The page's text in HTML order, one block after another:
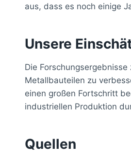
aus, dass es noch einige
Unsere
Die
Metallbauteilen zu
einen großen Fortschritt
industriellen Produktion
Quellen